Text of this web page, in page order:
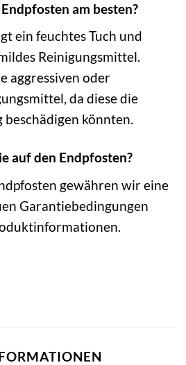
am besten?
ein feuchtes Tuch und
Reinigungsmittel.
aggressiven oder
da diese die
könnten.
auf den Endpfosten?
gewähren wir eine
Garantiebedingungen